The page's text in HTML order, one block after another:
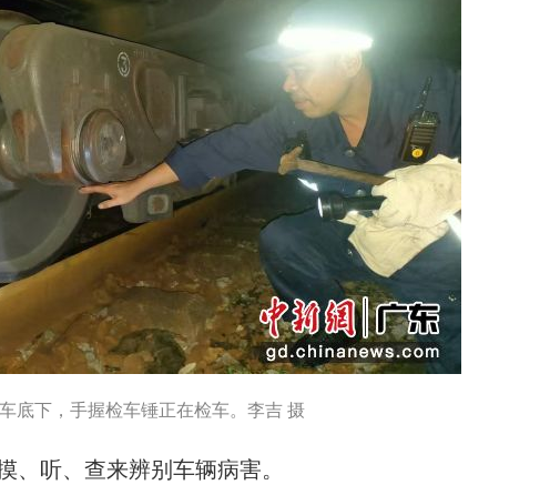
底下，手握检车锤正在检车。李吉 摄
听、查来辨别车辆病害。